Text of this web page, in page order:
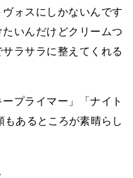
ォスにしかないんです
いんだけどクリームつ
ラサラに整えてくれる
プライマー」「ナイト
もあるところが素晴らし